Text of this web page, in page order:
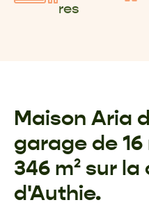
res
Maison Aria
garage de 16
346 m² sur
d'Authie.